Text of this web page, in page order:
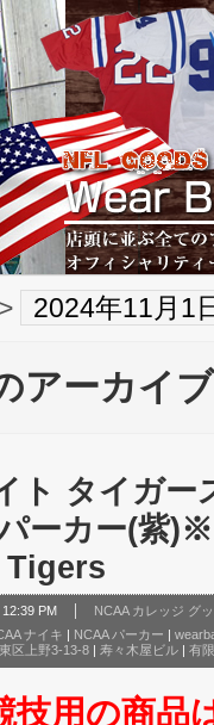
2024年11月1
アーカイブ
ト タイガー
ーカー(紫
PM
NCAA カレッジ グ
ナイキ | NCAA パーカー |
区上野3-13-8 | 寿々木屋ビル | 有
技用の商品